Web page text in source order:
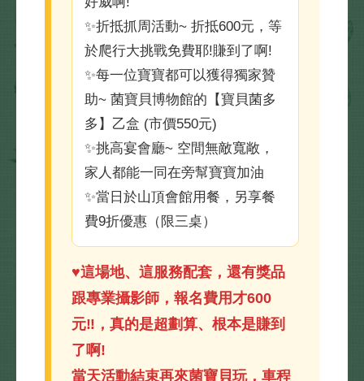
✨折抵抓周活動~ 折抵600元，等
於爬行大挑戰免費耶!賺到了啊!
✨每一位寶寶都可以獲得獨家贊
助~ 菌寶貝博物館的【寶貝菌多
多】乙盒 (市價550元)
✨挑高宴會廳~ 空間無敵寬敞，
家人都能一同在旁幫寶寶加油
✨當日於山頂會館用餐，另享餐
費9折優惠（限三桌）
♥️這場地、這服務配套，還有獎品
跟專業攝影師，報名費用才600
元‼️，真的是超劃算、根本是賺到
了啊!
當天活動結束再來菌寶貝玩，車程